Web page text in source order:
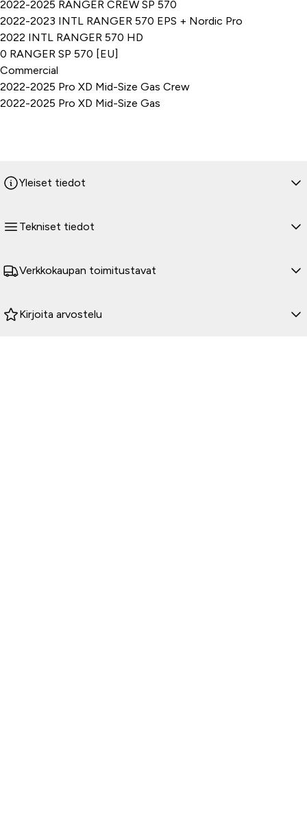
2022-2025 RANGER CREW SP 570
2022-2023 INTL RANGER 570 EPS + Nordic Pro
2022 INTL RANGER 570 HD
0 RANGER SP 570 [EU]
Commercial
2022-2025 Pro XD Mid-Size Gas Crew
2022-2025 Pro XD Mid-Size Gas
Yleiset tiedot
Tekniset tiedot
Verkkokaupan toimitustavat
Kirjoita arvostelu